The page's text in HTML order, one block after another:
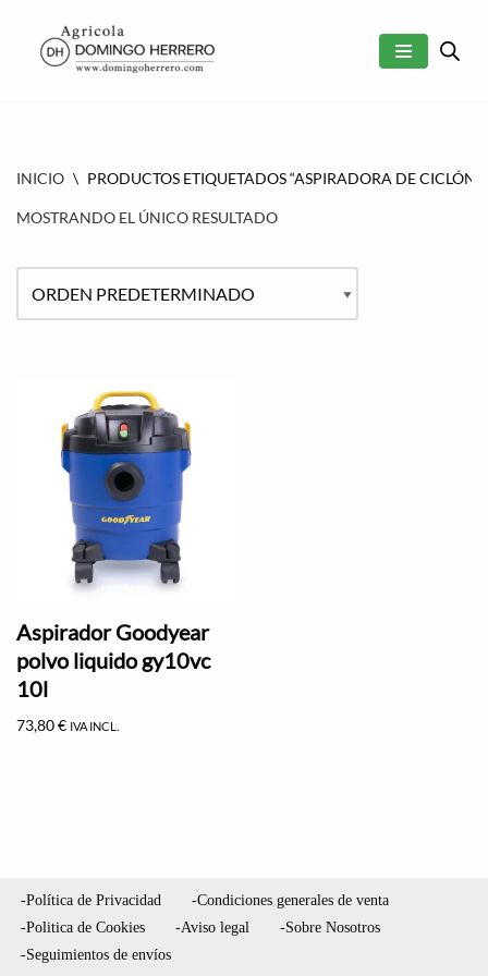
SALTAR
INICIO \ PRODUCTOS ETIQUETADOS “ASPIRADORA DE CICLÓN”
MOSTRANDO EL ÚNICO RESULTADO
Aspirador Goodyear
polvo liquido gy10vc
10l
73,80€ IVA INCL.
-Política de Privacidad
-Condiciones generales de venta
-Politica de Cookies
-Aviso legal
-Sobre Nosotros
-Seguimientos de envíos